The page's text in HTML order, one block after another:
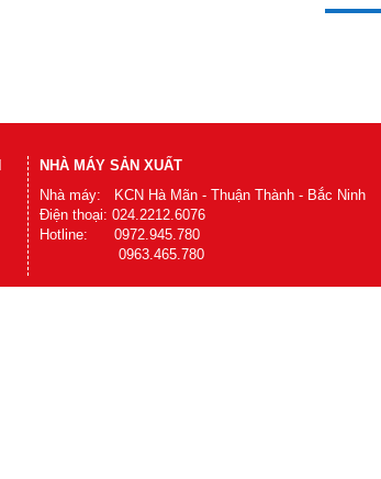
NHÀ MÁY SẢN XUẤT
Nhà máy: KCN Hà Mãn - Thuận Thành - Bắc Ninh
Điện thoại: 024.2212.6076
Hotline: 0972.945.780
0963.465.780